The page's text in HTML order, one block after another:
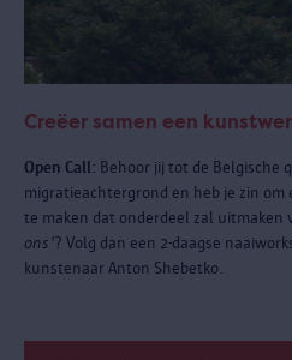
Creëer samen een
Open Call: Behoor jij tot de Belgische
migratieachtergrond en heb je zin
te maken dat onderdeel zal uitmaken
ons'? Volg dan een 2-daagse
kunstenaar Anton Shebetko.